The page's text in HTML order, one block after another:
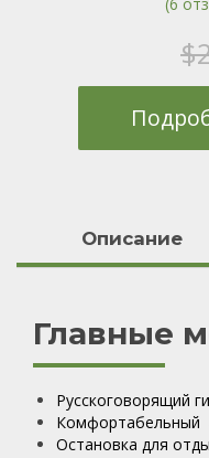
$
Oписание
Главные
Русскоговорящий
Комфортабельный
Остановка для